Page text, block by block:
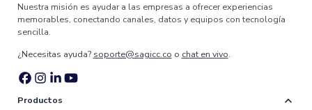
Nuestra misión es ayudar a las empresas a ofrecer experiencias
memorables, conectando canales, datos y equipos con tecnología
sencilla.
¿Necesitas ayuda? soporte@sagicc.co o chat en vivo.
Productos expand_more